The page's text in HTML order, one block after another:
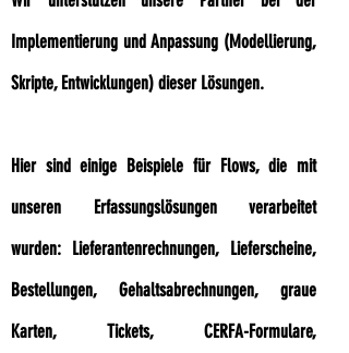
Implementierung und Anpassung (Modellierung,
Skripte, Entwicklungen) dieser Lösungen.
Hier sind einige Beispiele für Flows, die mit
unseren Erfassungslösungen verarbeitet
wurden:
Lieferantenrechnungen, Lieferscheine,
Bestellungen, Gehaltsabrechnungen, graue
Karten, Tickets, CERFA-Formulare,